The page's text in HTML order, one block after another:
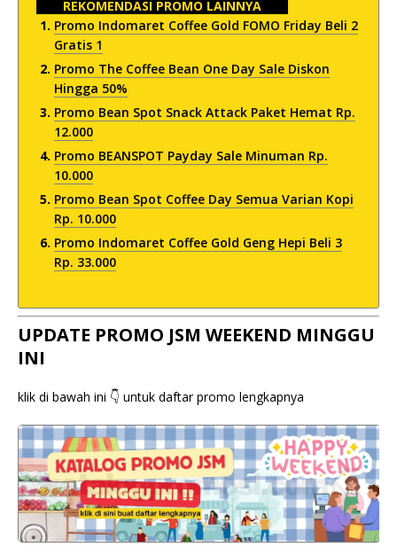
REKOMENDASI PROMO LAINNYA
Promo Indomaret Coffee Gold FOMO Friday Beli 2
Gratis 1
Promo The Coffee Bean One Day Sale Diskon
Hingga 50%
Promo Bean Spot Snack Attack Paket Hemat Rp.
12.000
Promo BEANSPOT Payday Sale Minuman Rp.
10.000
Promo Bean Spot Coffee Day Semua Varian Kopi
Rp. 10.000
Promo Indomaret Coffee Gold Geng Hepi Beli 3
Rp. 33.000
UPDATE PROMO JSM WEEKEND MINGGU
INI
klik di bawah ini 👇 untuk daftar promo lengkapnya